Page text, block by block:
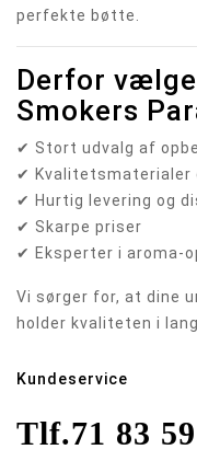
perfekte bøtte.
Derfor
Smokers
✔ Stort udvalg af
✔
✔ Hurtig levering og
✔ Skarpe priser
✔ Eksperter i aroma-
Vi sørger for, at dine
holder kvaliteten i
Kundeservice
Tlf.71 83